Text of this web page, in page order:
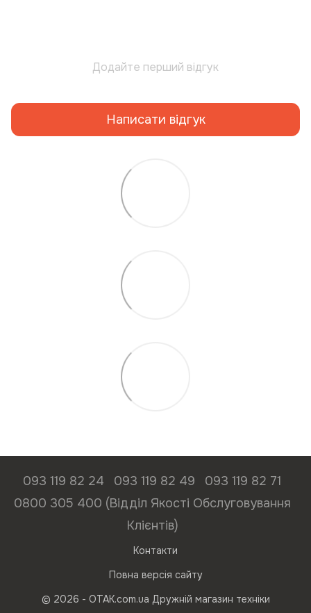
Додайте перший відгук
Написати відгук
093 119 82 24 093 119 82 49
093 119 82 71
0800 305 400 (Відділ Якості Обслуговування
Клієнтів)
Контакти
Повна версія сайту
© 2026 - ОТАК.com.ua Дружній магазин техніки